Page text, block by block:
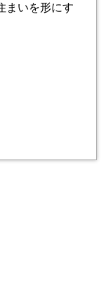
まいを形にす